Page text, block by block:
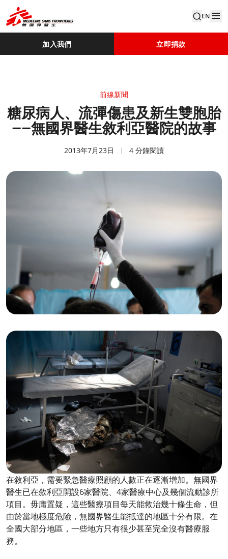
EN
加入我們 立即捐款
前線新聞
糖尿病人、流彈傷患及新生雙胞胎
——無國界醫生敘利亞醫院的故事
2013年7月23日 4 分鐘閱讀
在敘利亞，需要緊急醫療照顧的人數正在逐漸增加。無國界
醫生已在敘利亞開設6家醫院、4家醫療中心及幾個流動診所
項目。毋庸置疑，這些醫療項目每天能救治幾十條生命，但
由於當地極度危險，無國界醫生能抵達的地區十分有限。在
全國大部分地區，一些地方只有很少甚至完全沒有醫療服
務。